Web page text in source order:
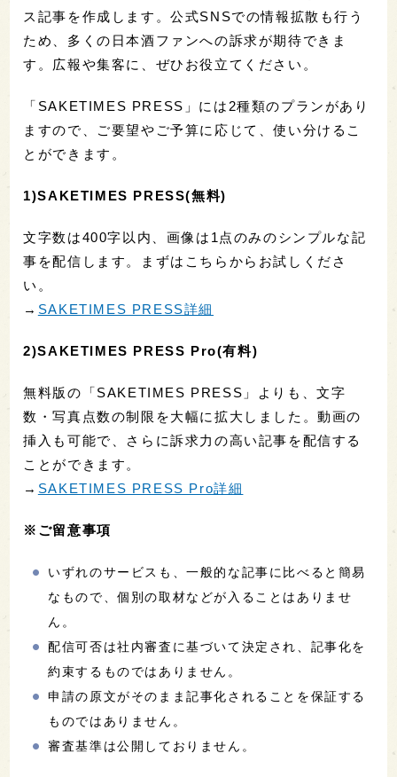
ス記事を作成します。公式SNSでの情報拡散も行う
ため、多くの日本酒ファンへの訴求が期待できま
す。広報や集客に、ぜひお役立てください。
「SAKETIMES PRESS」には2種類のプランがあり
ますので、ご要望やご予算に応じて、使い分けるこ
とができます。
1)SAKETIMES PRESS(無料)
文字数は400字以内、画像は1点のみのシンプルな記
事を配信します。まずはこちらからお試しくださ
い。
→ SAKETIMES PRESS詳細
2)SAKETIMES PRESS Pro(有料)
無料版の「SAKETIMES PRESS」よりも、文字
数・写真点数の制限を大幅に拡大しました。動画の
挿入も可能で、さらに訴求力の高い記事を配信する
ことができます。
→ SAKETIMES PRESS Pro詳細
※ご留意事項
いずれのサービスも、一般的な記事に比べると簡易
なもので、個別の取材などが入ることはありませ
ん。
配信可否は社内審査に基づいて決定され、記事化を
約束するものではありません。
申請の原文がそのまま記事化されることを保証する
ものではありません。
審査基準は公開しておりません。